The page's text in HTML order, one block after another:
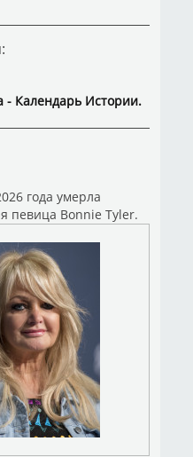
- Календарь Истории.
года умерла
певица Bonnie Tyler.